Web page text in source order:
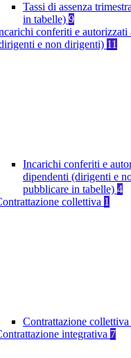
Tassi di assenza
in tabelle) 9
conferiti e autorizzati
e non dirigenti) 11
Incarichi conferiti e
dipendenti (dirigenti e
pubblicare in tabelle) 4
collettiva 1
Contrattazione collettiva
integrativa 7